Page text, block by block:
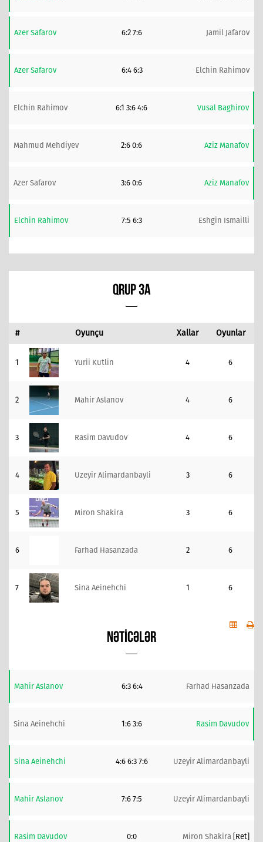
Azer Safarov 6:2 7:6 Jamil Jafarov
Azer Safarov 6:4 6:3 Elchin Rahimov
Elchin Rahimov 6:1 3:6 4:6 Vusal Baghirov
Mahmud Mehdiyev 2:6 0:6 Aziz Manafov
Azer Safarov 3:6 0:6 Aziz Manafov
Elchin Rahimov 7:5 6:3 Eshgin Ismailli
QRUP 3A
# Oyunçu Xallar Oyunlar
1 Yurii Kutlin 4 6
2 Mahir Aslanov 4 6
3 Rasim Davudov 4 6
4 Uzeyir Alimardanbayli 3 6
5 Miron Shakira 3 6
6 Farhad Hasanzada 2 6
7 Sina Aeinehchi 1 6
NƏTICƏLƏR
Mahir Aslanov 6:3 6:4 Farhad Hasanzada
Sina Aeinehchi 1:6 3:6 Rasim Davudov
Sina Aeinehchi 4:6 6:3 7:6 Uzeyir Alimardanbayli
Mahir Aslanov 7:6 7:5 Uzeyir Alimardanbayli
Rasim Davudov 0:0 Miron Shakira [ret]